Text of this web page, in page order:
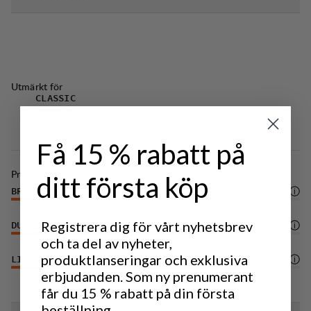
Utmärkt för
CLASSIC
Prestanda
BREATHABILITY 4/6
DURABILITY 4/6
LIGHTWEIGHT 5/6
Få 15 % rabatt på
ditt första köp
Registrera dig för vårt nyhetsbrev
och ta del av nyheter,
produktlanseringar och exklusiva
erbjudanden. Som ny prenumerant
får du 15 % rabatt på din första